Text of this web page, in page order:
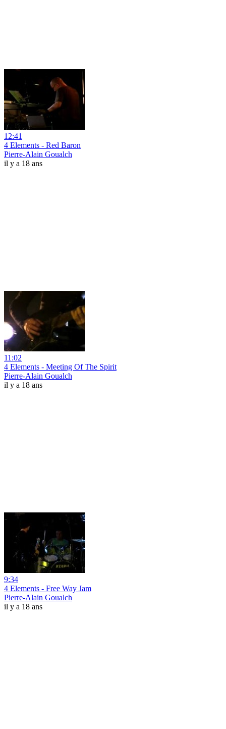
12:41
4 Elements - Red Baron
Pierre-Alain Goualch
il y a 18 ans
11:02
4 Elements - Meeting Of The Spirit
Pierre-Alain Goualch
il y a 18 ans
9:34
4 Elements - Free Way Jam
Pierre-Alain Goualch
il y a 18 ans